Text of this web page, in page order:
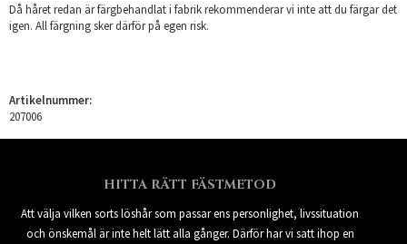
Då håret redan är färgbehandlat i fabrik rekommenderar vi inte att du färgar det
igen. All färgning sker därför på egen risk.
Artikelnummer:
207006
HITTA RÄTT FÄSTMETOD
Att välja vilken sorts löshår som passar ens personlighet, livssituation
och önskemål är inte helt lätt alla gånger. Därför har vi satt ihop en